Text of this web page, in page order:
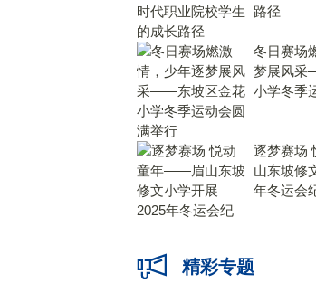
路径
冬日赛场
梦展风
小学冬季
逐梦赛场
山东坡修
年冬运会
精彩专题